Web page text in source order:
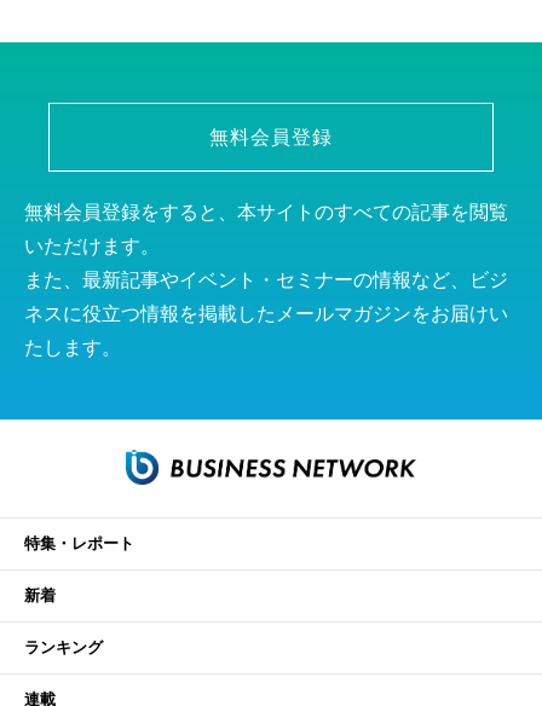
無料会員登録
無料会員登録をすると、本サイトのすべての記事を閲覧
いただけます。
また、最新記事やイベント・セミナーの情報など、ビジ
ネスに役立つ情報を掲載したメールマガジンをお届けい
たします。
特集・レポート
新着
ランキング
連載